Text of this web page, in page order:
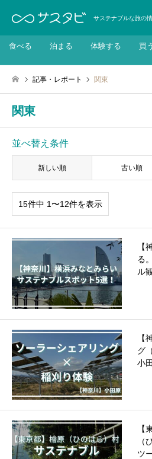
サステナブルな旅の
食べる 泊まる 体験する 買う
記事・レポート 関東
関東
並べ替え条件
新しい順 古い順
15件中 1〜12件を表示
【
る
ル
【
グ
小
【
（
ツ